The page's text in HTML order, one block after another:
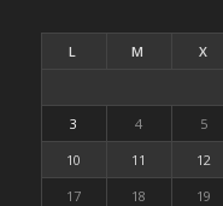
L M X
3
4 5
10
11 12
17
18 19